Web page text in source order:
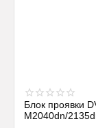
Блок проявки
M2040dn/